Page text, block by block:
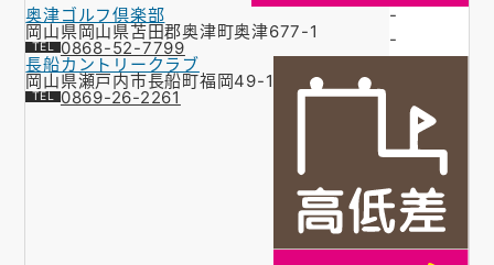
奥津ゴルフ倶楽部
岡山県岡山県苫田郡奥津町奥津677-1
0868-52-7799
-
-
長船カントリークラブ
岡山県瀬戸内市長船町福岡49-1
0869-26-2261